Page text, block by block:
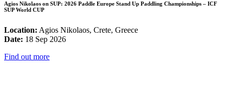
Agios Nikolaos on SUP: 2026 Paddle Europe Stand Up Paddling Championships – ICF
SUP World CUP
Location: Agios Nikolaos, Crete, Greece
Date: 18 Sep 2026
Find out more